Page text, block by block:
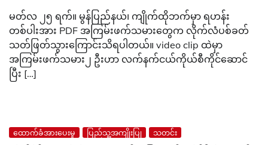
မတ်လ ၂၅ ရက်။ မွန်ပြည်နယ်၊ ကျိုက်ထိုဘက်မှာ ရဟန်း
တစ်ပါးအား PDF အကြမ်းဖက်သမားတွေက လိုက်လံပစ်ခတ်
သတ်ဖြတ်သွားကြောင်းသိရပါတယ်။ video clip ထဲမှာ
အကြမ်းဖက်သမား၂ ဦးဟာ လက်နက်ငယ်ကိုယ်စီကိုင်ဆောင်
ပြီး […]
ထောက်ခံအားပေးမှု ပြည်သူ့အကျိုးပြု သတင်း